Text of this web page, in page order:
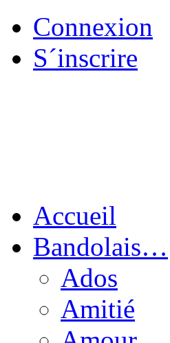
Connexion
S´inscrire
Accueil
Bandolais…
Ados
Amitié